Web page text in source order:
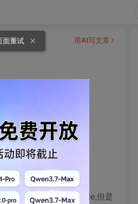
头文件，-I/ecos/include,但是
用AI写文章
面重试